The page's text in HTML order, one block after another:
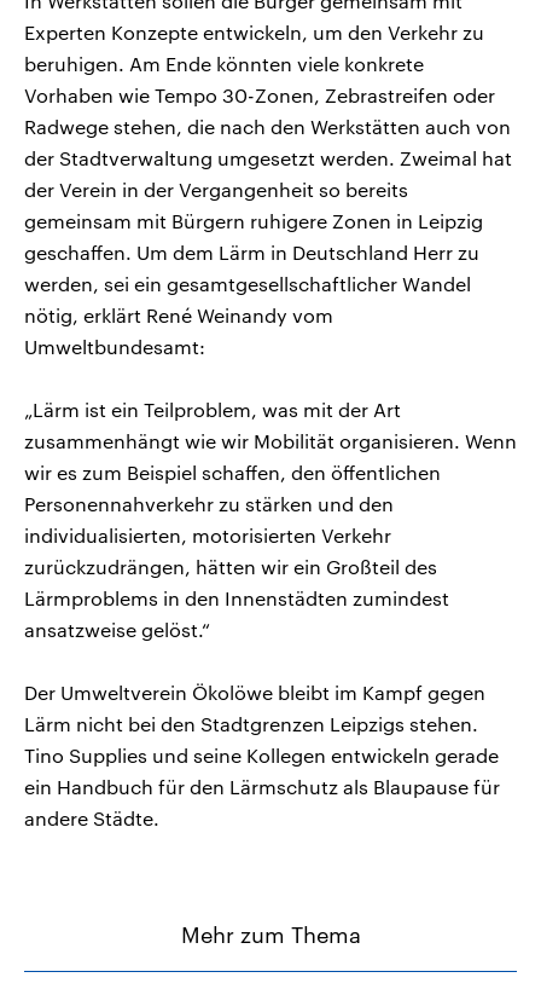
Experten Konzepte entwickeln, um den Verkehr zu
beruhigen. Am Ende könnten viele konkrete
Vorhaben wie Tempo 30-Zonen, Zebrastreifen oder
Radwege stehen, die nach den Werkstätten auch von
der Stadtverwaltung umgesetzt werden. Zweimal hat
der Verein in der Vergangenheit so bereits
gemeinsam mit Bürgern ruhigere Zonen in Leipzig
geschaffen. Um dem Lärm in Deutschland Herr zu
werden, sei ein gesamtgesellschaftlicher Wandel
nötig, erklärt René Weinandy vom
Umweltbundesamt:
„Lärm ist ein Teilproblem, was mit der Art
zusammenhängt wie wir Mobilität organisieren. Wenn
wir es zum Beispiel schaffen, den öffentlichen
Personennahverkehr zu stärken und den
individualisierten, motorisierten Verkehr
zurückzudrängen, hätten wir ein Großteil des
Lärmproblems in den Innenstädten zumindest
ansatzweise gelöst.“
Der Umweltverein Ökolöwe bleibt im Kampf gegen
Lärm nicht bei den Stadtgrenzen Leipzigs stehen.
Tino Supplies und seine Kollegen entwickeln gerade
ein Handbuch für den Lärmschutz als Blaupause für
andere Städte.
Mehr zum Thema